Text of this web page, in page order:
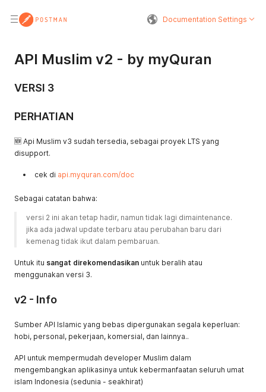
Documentation Settings
API Muslim v2 - by myQuran
VERSI 3
PERHATIAN
🆕 Api Muslim v3 sudah tersedia, sebagai proyek LTS yang
disupport.
cek di api.myquran.com/doc
Sebagai catatan bahwa:
versi 2 ini akan tetap hadir, namun tidak lagi dimaintenance.
jika ada jadwal update terbaru atau perubahan baru dari
kemenag tidak ikut dalam pembaruan.
Untuk itu sangat direkomendasikan untuk beralih atau
menggunakan versi 3.
v2 - Info
Sumber API Islamic yang bebas dipergunakan segala keperluan:
hobi, personal, pekerjaan, komersial, dan lainnya..
API untuk mempermudah developer Muslim dalam
mengembangkan aplikasinya untuk kebermanfaatan seluruh umat
islam Indonesia (sedunia - seakhirat)